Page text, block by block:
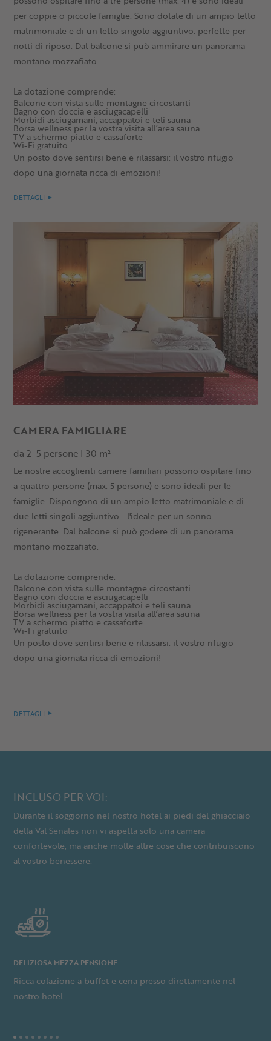
per coppie o piccole famiglie. Sono dotate di un ampio letto
matrimoniale e di un letto singolo aggiuntivo: perfette per
notti di riposo. Dal balcone si può ammirare un panorama
montano mozzafiato.
La dotazione comprende:
Balcone con vista sulle montagne circostanti
Bagno con doccia e asciugacapelli
Morbidi asciugamani, accappatoi e teli sauna
Borsa wellness per la vostra visita all’area sauna
TV a schermo piatto e cassaforte
Wi-Fi gratuito
Un posto dove sentirsi bene e rilassarsi: il vostro rifugio
dopo una giornata ricca di emozioni!
DETTAGLI
CAMERA FAMIGLIARE
da 2-5 persone | 30 m²
Le nostre accoglienti camere familiari possono ospitare fino
a quattro persone (max. 5 persone) e sono ideali per le
famiglie. Dispongono di un ampio letto matrimoniale e di
due letti singoli aggiuntivo - l'ideale per un sonno
rigenerante. Dal balcone si può godere di un panorama
montano mozzafiato.
La dotazione comprende:
Balcone con vista sulle montagne circostanti
Bagno con doccia e asciugacapelli
Morbidi asciugamani, accappatoi e teli sauna
Borsa wellness per la vostra visita all’area sauna
TV a schermo piatto e cassaforte
Wi-Fi gratuito
Un posto dove sentirsi bene e rilassarsi: il vostro rifugio
dopo una giornata ricca di emozioni!
DETTAGLI
INCLUSO PER VOI:
Durante il soggiorno nel nostro hotel ai piedi del ghiacciaio
della Val Senales non vi aspetta solo una camera
confortevole, ma anche molte altre cose che contribuiscono
al vostro benessere.
DELIZIOSA MEZZA PENSIONE
Ricca colazione a buffet e cena presso direttamente nel
nostro hotel